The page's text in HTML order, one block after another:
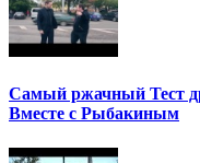
Самый ржачный Тест
Вместе с Рыбакиным